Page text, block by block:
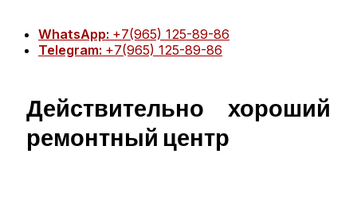
WhatsApp: +7(965) 125-89-86
Telegram: +7(965) 125-89-86
Техобслуживание
MITSUBISHI ТО
MITSUBISHI диагностика
MITSUBISHI ремонт
Действительно хороший
ремонтный центр